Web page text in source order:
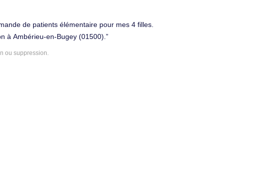
de patients élémentaire pour mes 4 filles.
à Ambérieu-en-Bugey (01500).
ou suppression.